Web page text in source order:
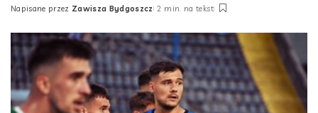
Posted
Napisane przez Zawisza Bydgoszcz 2 min. na tekst